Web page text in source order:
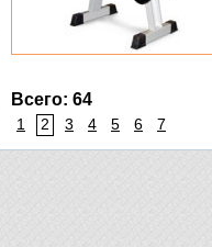
Всего: 64
1 2 3 4 5 6 7